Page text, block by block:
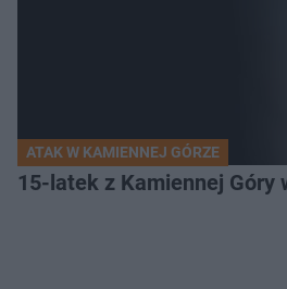
ATAK W KAMIENNEJ GÓRZE
15-latek z Kamiennej